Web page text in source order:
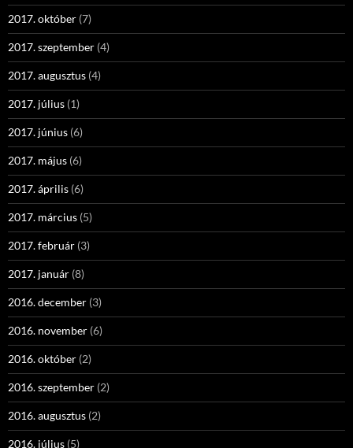
2017. október (7)
2017. szeptember (4)
2017. augusztus (4)
2017. július (1)
2017. június (6)
2017. május (6)
2017. április (6)
2017. március (5)
2017. február (3)
2017. január (8)
2016. december (3)
2016. november (6)
2016. október (2)
2016. szeptember (2)
2016. augusztus (2)
2016. július (5)